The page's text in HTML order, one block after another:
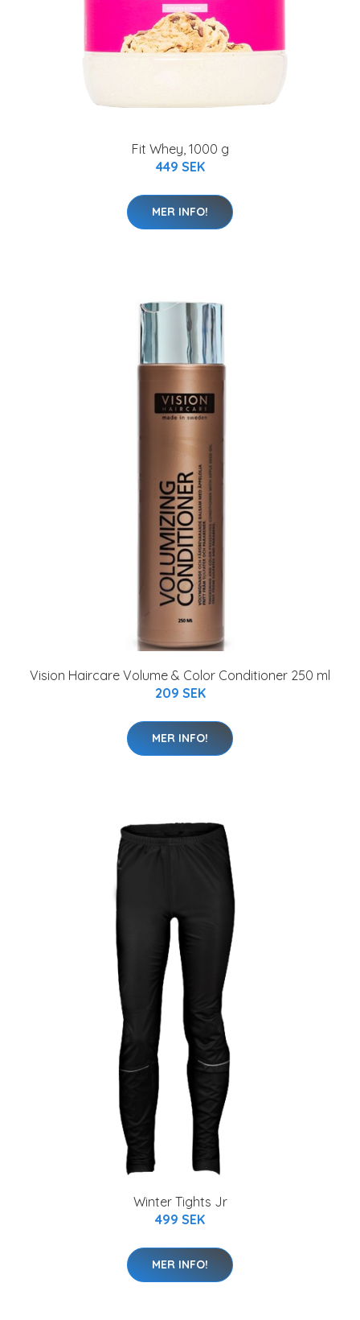
Fit Whey, 1000 g
449 SEK
MER INFO!
Vision Haircare Volume & Color Conditioner 250 ml
209 SEK
MER INFO!
Winter Tights Jr
499 SEK
MER INFO!